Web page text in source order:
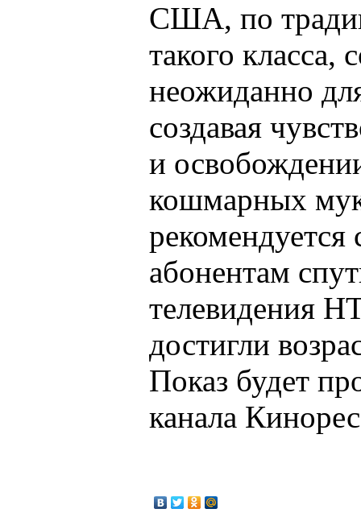
США, по
такого класса,
неожиданно
создавая
и
кошмарных
абонентам
телевидения
достигли
Показ будет
канала